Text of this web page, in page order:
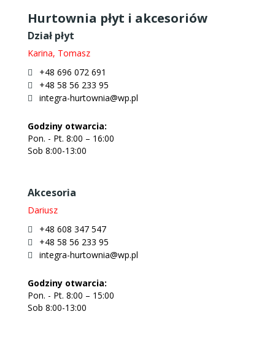
Hurtownia płyt i akcesoriów
Dział płyt
Karina, Tomasz
+48 696 072 691
+48 58 56 233 95
integra-hurtownia@wp.pl
Godziny otwarcia:
Pon. - Pt. 8:00 – 16:00
Sob 8:00-13:00
Akcesoria
Dariusz
+48 608 347 547
+48 58 56 233 95
integra-hurtownia@wp.pl
Godziny otwarcia:
Pon. - Pt. 8:00 – 15:00
Sob 8:00-13:00